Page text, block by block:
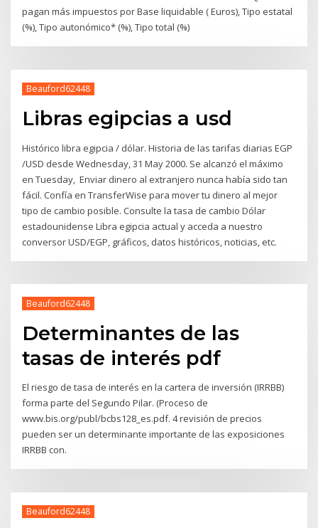
pagan más impuestos por Base liquidable ( Euros), Tipo estatal
(%), Tipo autonómico* (%), Tipo total (%)
Beauford62448
Libras egipcias a usd
Histórico libra egipcia / dólar. Historia de las tarifas diarias EGP
/USD desde Wednesday, 31 May 2000. Se alcanzó el máximo
en Tuesday, Enviar dinero al extranjero nunca había sido tan
fácil. Confía en TransferWise para mover tu dinero al mejor
tipo de cambio posible. Consulte la tasa de cambio Dólar
estadounidense Libra egipcia actual y acceda a nuestro
conversor USD/EGP, gráficos, datos históricos, noticias, etc.
Beauford62448
Determinantes de las
tasas de interés pdf
El riesgo de tasa de interés en la cartera de inversión (IRRBB)
forma parte del Segundo Pilar. (Proceso de
www.bis.org/publ/bcbs128_es.pdf. 4 revisión de precios
pueden ser un determinante importante de las exposiciones
IRRBB con.
Beauford62448